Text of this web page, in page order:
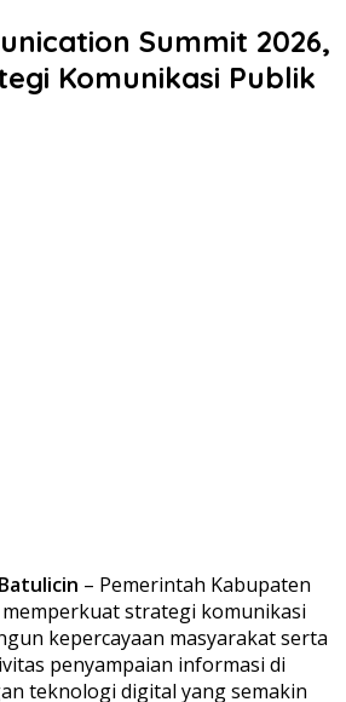
Summit 2026,
Komunikasi Publik
– Pemerintah Kabupaten
strategi komunikasi
kepercayaan masyarakat serta
penyampaian informasi di
teknologi digital yang semakin